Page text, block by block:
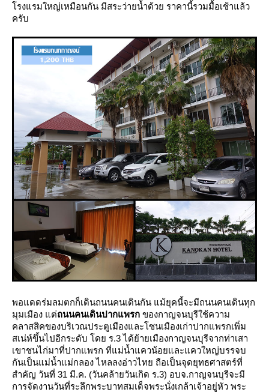
รงแรมใหญ่เหมือนกัน มีสระว่ายน้ำด้วย ราคานี้รวมมื้อเช้าแล้ว
ครับ
พอแดดร่มลมตกก็เดินถนนคนเดินกัน แม้ยุคนี้จะมีถนนคนเดินทุก
มุมเมือง แต่ถนนคนเดินปากแพรก ของกาญจนบุรีใช้ความ
คลาสสิคของบริเวณประตูเมืองและโซนเมืองเก่าปากแพรกเพิ่ม
สเน่ห์ขึ้นไปอีกระดับ โดย ร.3 ได้ย้ายเมืองกาญจนบุรีจากท่าเสา
เขาชนไก่มาที่ปากแพรก ที่แม่น้ำแควน้อยและแควใหญ่บรรจบ
กันเป็นแม่น้ำแม่กลอง ไหลลงอ่าวไทย ถือเป็นจุดยุทธศาสตร์ที่
สำคัญ วันที่ 31 มี.ค. (วันคล้ายวันเกิด ร.3) อบจ.กาญจนบุรีจะมี
การจัดงานวันที่ระลึกพระบาทสมเด็จพระนั่งเกล้าเจ้าอยู่หัว พระ